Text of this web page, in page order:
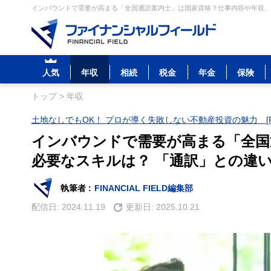
インバウンドで需要が高まる「全国通訳案内士」は国家資格？仕事内容や年収
人気 年収 相続 税金 年金 保険
トップ> 年収
土地なしでもOK！ プロが導く失敗しない不動産投資の魅力
インバウンドで需要が高まる「全
必要なスキルは？ 「通訳」との違
執筆者 : FINANCIAL FIELD編集部
配信日: 2024.11.19 更新日: 2025.10.21